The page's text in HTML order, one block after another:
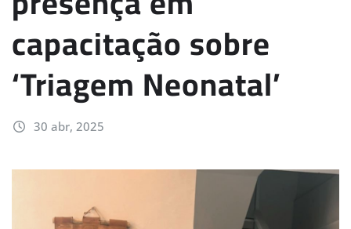
capacitação sobre
‘Triagem Neonatal’
30 abr, 2025